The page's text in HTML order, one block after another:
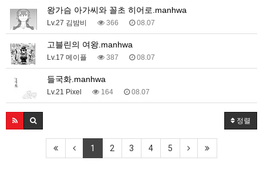
왕가슴 아가씨와 꼴초 히어로.manhwa
Lv.27 김밤비 366 08.07
고블린의 여왕.manhwa
Lv.17 메이플 387 08.07
들국화.manhwa
Lv.21 Pixel 164 08.07
정렬
1 2 3 4 5